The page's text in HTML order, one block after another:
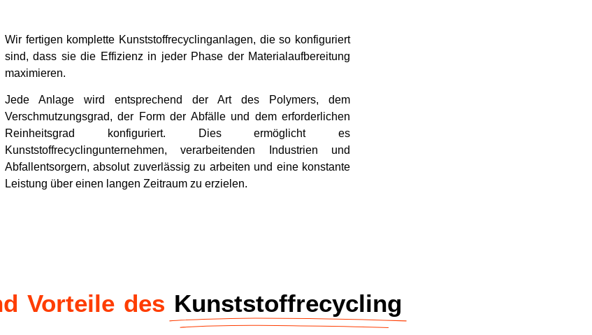
Wir fertigen komplette Kunststoffrecyclinganlagen, die so konfiguriert
sind, dass sie die Effizienz in jeder Phase der Materialaufbereitung
maximieren.
Jede Anlage wird entsprechend der Art des Polymers, dem
Verschmutzungsgrad, der Form der Abfälle und dem erforderlichen
Reinheitsgrad konfiguriert. Dies ermöglicht es
Kunststoffrecyclingunternehmen, verarbeitenden Industrien und
Abfallentsorgern, absolut zuverlässig zu arbeiten und eine konstante
Leistung über einen langen Zeitraum zu erzielen.
Vorteile des Kunststoffrecycling